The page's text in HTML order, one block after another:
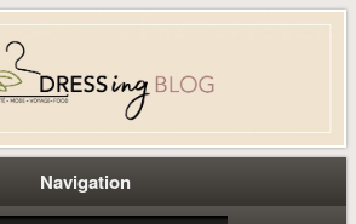
Blog lifestyle beauté
à Caen
Navigation